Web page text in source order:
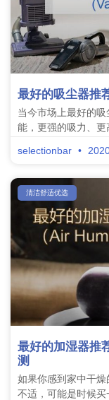
最好的吸尘器推
当今市场上最好的
能，更强的吸力、更
selectionbar
清洁舒适优选
最好的加湿器推
测
如果你感到家中干
不适，可能是时候买